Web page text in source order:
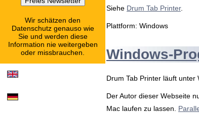
Wir schätzen den
Datenschutz genauso wie
Sie und werden diese
Information nie weitergeben
oder missbrauchen.
Siehe Drum Tab Printer.
Plattform: Windows
Windows-
Drum Tab Printer läuft unter
Der Autor dieser Webseite
Mac laufen zu lassen.